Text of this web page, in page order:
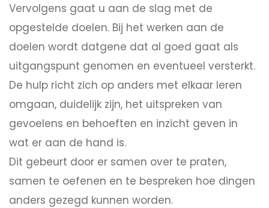
Vervolgens gaat u aan de slag met de
opgestelde doelen. Bij het werken aan de
doelen wordt datgene dat al goed gaat als
uitgangspunt genomen en eventueel versterkt.
De hulp richt zich op anders met elkaar leren
omgaan, duidelijk zijn, het uitspreken van
gevoelens en behoeften en inzicht geven in
wat er aan de hand is.
Dit gebeurt door er samen over te praten,
samen te oefenen en te bespreken hoe dingen
anders gezegd kunnen worden.